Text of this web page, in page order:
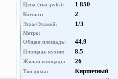
Цена (тыс.руб.): 1 850
Комнат: 2
Этаж/Этажей: 1/3
Метро:
Общая площадь:
44.9
Площадь кухни: 8.5
Жилая площадь: 26
Тип дома: Кирпичный